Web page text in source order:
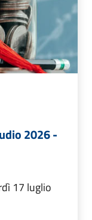
2026 -
17 luglio